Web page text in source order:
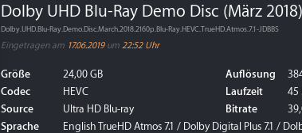
Dolby UHD Blu-Ray Demo Disc (März
Dolby.UHD.Blu-Ray.Demo.Disc.March.2018.2160p.Blu-Ray.HEVC.TrueHD.Atmos.7.1-JDBBS
Eingetragen am 17.06.2019um 22:52 Uhr
Größe
24,00 GB
Codec
HEVC
Source
Ultra HD Blu-ray
Sprache
English TrueHD Atmos 7.1 / Dolby Digital Plus 7.1 /
Auflösung
Laufzeit
45
Bitrate